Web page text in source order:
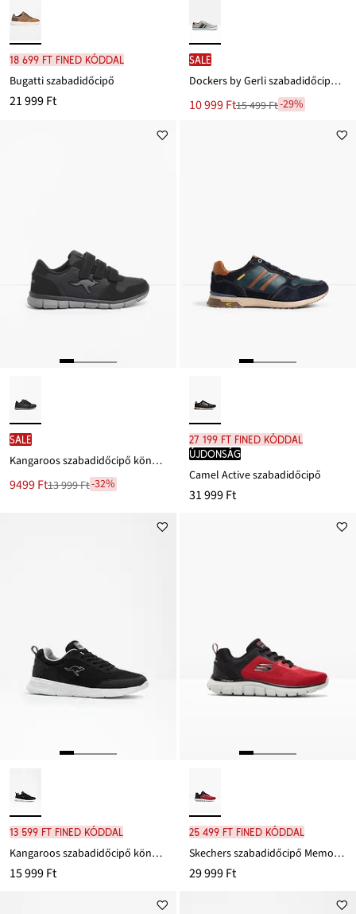
18 699 Ft FINED kóddal
Bugatti szabadidőcipő
21 999 Ft
SALE
Dockers by Gerli szabadidőcipő pamut-canvas anyagból
Új
10 999 Ft
Leárazva15 499 Ft-29%
SALE
Kangaroos szabadidőcipő könnyű talppal
Új
9499 Ft
Leárazva13 999 Ft-32%
27 199 Ft FINED kóddal
újdonság
Camel Active szabadidőcipő
31 999 Ft
13 599 Ft FINED kóddal
Kangaroos szabadidőcipő könnyű talppal
15 999 Ft
25 499 Ft FINED kóddal
Skechers szabadidőcipő Memory habszivaccsal
29 999 Ft